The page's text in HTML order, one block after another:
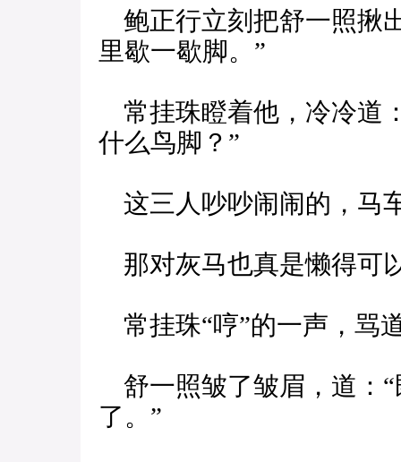
鲍正行立刻把舒一照揪
里歇一歇脚。”
常挂珠瞪着他，冷冷道
什么鸟脚？”
这三人吵吵闹闹的，马
那对灰马也真是懒得可
常挂珠“哼”的一声，骂
舒一照皱了皱眉，道：
了。”